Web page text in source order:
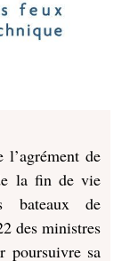
l’agrément de
la fin de vie
bateaux de
des ministres
poursuivre sa